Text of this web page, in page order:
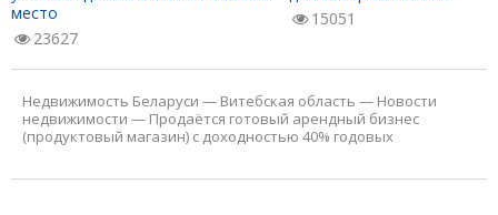
место
23627
15051
Недвижимость Беларуси — Витебская область — Новости
недвижимости — Продаётся готовый арендный бизнес
(продуктовый магазин) с доходностью 40% годовых